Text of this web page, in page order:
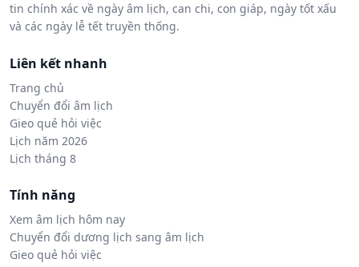
tin chính xác về ngày âm lịch, can chi, con giáp, ngày tốt xấu
và các ngày lễ tết truyền thống.
Liên kết nhanh
Trang chủ
Chuyển đổi âm lịch
Gieo quẻ hỏi việc
Lịch năm 2026
Lịch tháng 8
Tính năng
Xem âm lịch hôm nay
Chuyển đổi dương lịch sang âm lịch
Gieo quẻ hỏi việc